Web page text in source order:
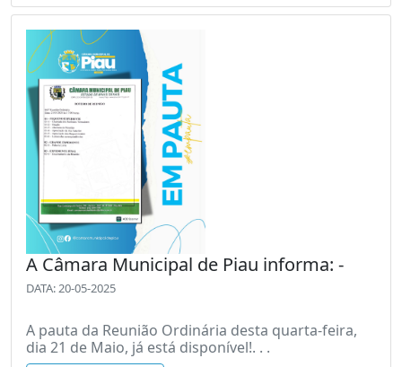
A Câmara Municipal de Piau informa: -
DATA: 20-05-2025
A pauta da Reunião Ordinária desta quarta-feira,
dia 21 de Maio, já está disponível!. . .